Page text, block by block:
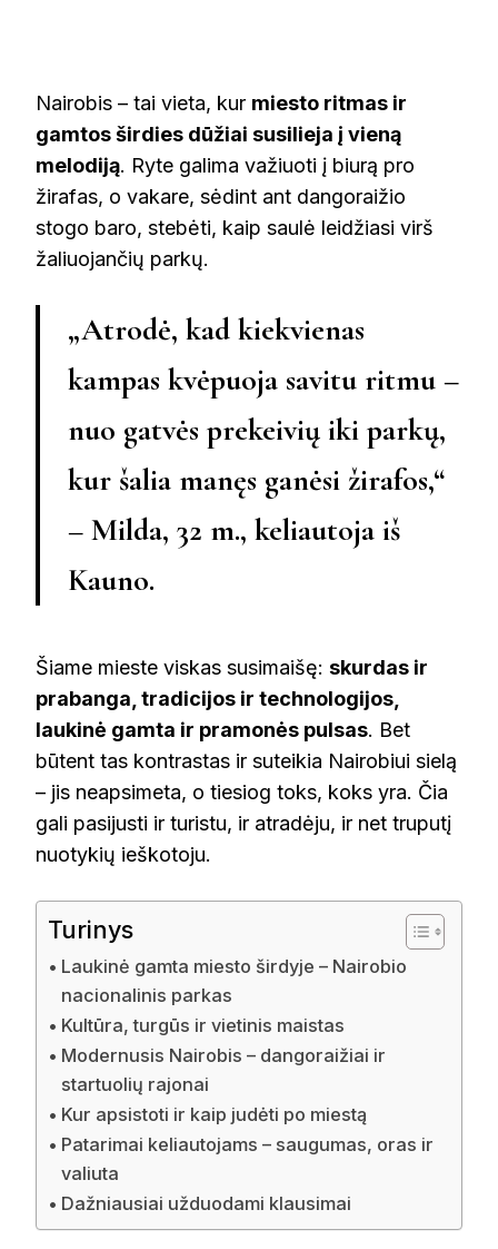
Nairobis – tai vieta, kur miesto ritmas ir
gamtos širdies dūžiai susilieja į vieną
melodiją. Ryte galima važiuoti į biurą pro
žirafas, o vakare, sėdint ant dangoraižio
stogo baro, stebėti, kaip saulė leidžiasi virš
žaliuojančių parkų.
„Atrodė, kad kiekvienas
kampas kvėpuoja savitu ritmu –
nuo gatvės prekeivių iki parkų,
kur šalia manęs ganėsi žirafos,“
– Milda, 32 m., keliautoja iš
Kauno.
Šiame mieste viskas susimaišę: skurdas ir
prabanga, tradicijos ir technologijos,
laukinė gamta ir pramonės pulsas. Bet
būtent tas kontrastas ir suteikia Nairobiui sielą
– jis neapsimeta, o tiesiog toks, koks yra. Čia
gali pasijusti ir turistu, ir atradėju, ir net truputį
nuotykių ieškotoju.
Turinys
Laukinė gamta miesto širdyje – Nairobio
nacionalinis parkas
Kultūra, turgūs ir vietinis maistas
Modernusis Nairobis – dangoraižiai ir
startuolių rajonai
Kur apsistoti ir kaip judėti po miestą
Patarimai keliautojams – saugumas, oras ir
valiuta
Dažniausiai užduodami klausimai